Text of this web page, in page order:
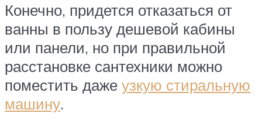
Конечно, придется отказаться от
ванны в пользу дешевой кабины
или панели, но при правильной
расстановке сантехники можно
поместить даже узкую стиральную
машину.